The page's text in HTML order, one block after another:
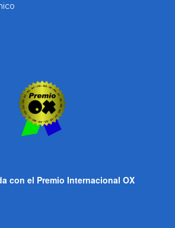
con el Premio Internacional OX